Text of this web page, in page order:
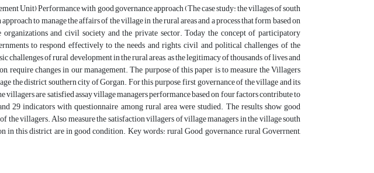
Unit) Performance with good governance approach (The case study: the villages of south
to manage the affairs of the village in the rural areas and a process that form based on
and civil society and the private sector. Today the concept of participatory
to respond effectively to the needs and rights, civil and political challenges of the
challenges of rural development in the rural areas, as the legitimacy of thousands of lives and
require changes in our management. The purpose of this paper is to measure the Villagers
the district southern city of Gorgan. For this purpose, first governance of the village and its
are satisfied assay village managers performance based on four factors contribute to
29 indicators with questionnaire among rural area were studied. The results show good
the villagers. Also measure the satisfaction villagers of village managers in the village south
in this district are in good condition. Key words: rural Good governance, rural Goverrnent,